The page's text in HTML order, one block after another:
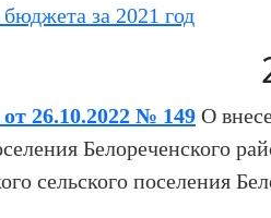
за 2021 год
26.10.2022 № 149 О
Белореченского
сельского поселения